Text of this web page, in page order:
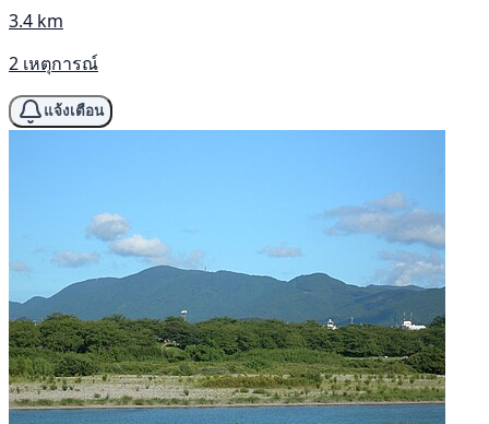
3.4 km
2 เหตุการณ์
แจ้งเตือน